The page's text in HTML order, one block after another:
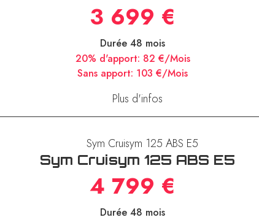
3 699 €
Durée 48 mois
20% d'apport: 82 €/Mois
Sans apport: 103 €/Mois
Plus d'infos
Sym Cruisym 125 ABS E5
4 799 €
Durée 48 mois